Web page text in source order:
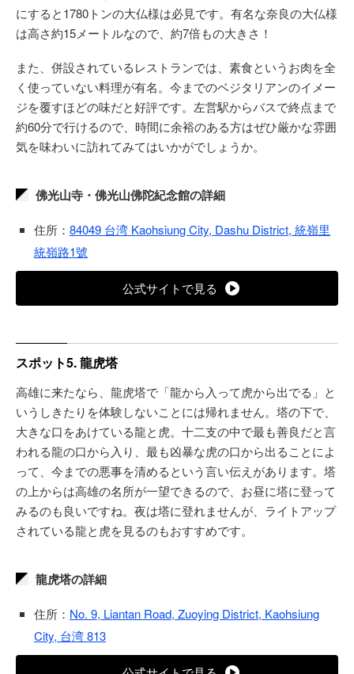
にすると1780トンの大仏様は必見です。有名な奈良の大仏様
は高さ約15メートルなので、約7倍もの大きさ！
また、併設されているレストランでは、素食というお肉を全
く使っていない料理が有名。今までのベジタリアンのイメー
ジを覆すほどの味だと好評です。左営駅からバスで終点まで
約60分で行けるので、時間に余裕のある方はぜひ厳かな雰囲
気を味わいに訪れてみてはいかがでしょうか。
佛光山寺・佛光山佛陀紀念館の詳細
住所： 84049 台湾 Kaohsiung City, Dashu District, 統嶺里
統嶺路1號
公式サイトで見る
スポット5. 龍虎塔
高雄に来たなら、龍虎塔で「龍から入って虎から出でる」と
いうしきたりを体験しないことには帰れません。塔の下で、
大きな口をあけている龍と虎。十二支の中で最も善良だと言
われる龍の口から入り、最も凶暴な虎の口から出ることによ
って、今までの悪事を清めるという言い伝えがあります。塔
の上からは高雄の名所が一望できるので、お昼に塔に登って
みるのも良いですね。夜は塔に登れませんが、ライトアップ
されている龍と虎を見るのもおすすめです。
龍虎塔の詳細
住所： No. 9, Liantan Road, Zuoying District, Kaohsiung
City, 台湾 813